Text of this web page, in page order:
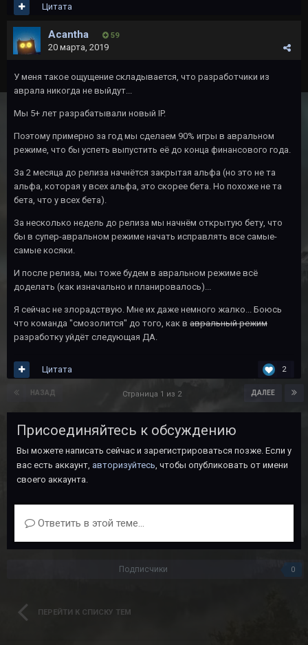
Цитата
Acantha 59
20 марта, 2019
У меня такое ощущение складывается, что разработчики из
аврала никогда не выйдут...
Мы 5+ лет разрабатывали новый IP.
Поэтому примерно за год мы сделаем 90% игры в авральном
режиме, что бы успеть выпустить её до конца финансового года.
За 2 месяца до релиза начнётся закрытая альфа (но это не та
альфа, которая у всех альфа, это скорее бета. Но похоже не та
бета, что у всех бета).
За несколько недель до релиза мы начнём открытую бету, что
бы в супер-авральном режиме начать исправлять все самые-
самые косяки.
И после релиза, мы тоже будем в авральном режиме всё
доделать (как изначально и планировалось)...
Я сейчас не злорадствую. Мне их даже немного жалко... Боюсь
что команда "смозолится" до того, как в авральный режим
разработку уйдёт следующая ДА.
2
Цитата
НАЗАД ДАЛЕЕ
Страница 1 из 2
Присоединяйтесь к обсуждению
Вы можете написать сейчас и зарегистрироваться позже. Если у
вас есть аккаунт, авторизуйтесь, чтобы опубликовать от имени
своего аккаунта.
Ответить в этой теме...
Подписчики 0
ПЕРЕЙТИ К СПИСКУ ТЕМ